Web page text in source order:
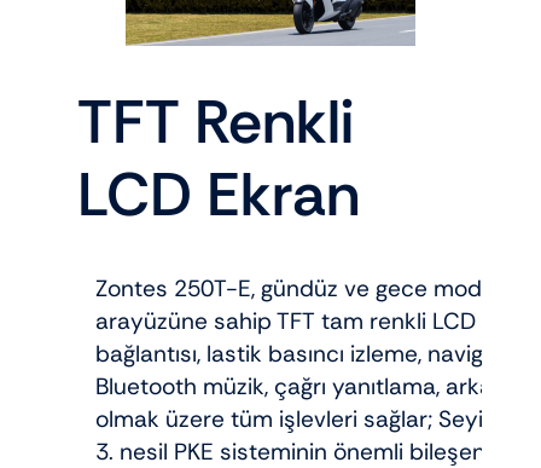
TFT Renkli
LCD Ekran
Zontes 250T-E, gündüz ve gece modları
arayüzüne sahip TFT tam renkli LCD IPS
bağlantısı, lastik basıncı izleme,
Bluetooth müzik, çağrı yanıtlama, arka
olmak üzere tüm işlevleri sağlar; Seyir
3. nesil PKE sisteminin önemli bileşenleri